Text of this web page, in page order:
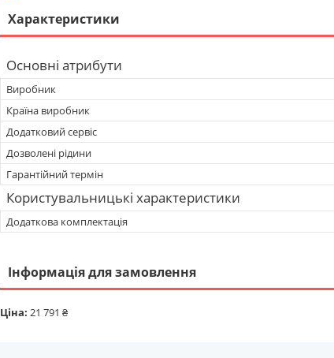
Характеристики
Основні атрибути
Виробник
Країна виробник
Додатковий сервіс
Дозволені рідини
Гарантійний термін
Користувальницькі характеристики
Додаткова комплектація
Інформація для замовлення
Ціна: 21 791 ₴